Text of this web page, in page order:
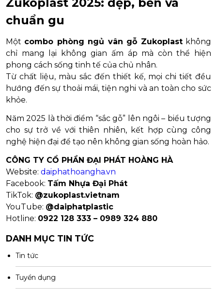
chuẩn gu
Một combo phòng ngủ vân gỗ Zukoplastkhông
chỉ mang lại không gian ấm áp mà còn thể hiện
phong cách sống tinh tế của chủ nhân.
Từ chất liệu, màu sắc đến thiết kế, mọi chi tiết đều
hướng đến sự thoải mái, tiện nghi và an toàn cho sức
khỏe.
Năm 2025 là thời điểm “sắc gỗ” lên ngôi – biểu tượng
cho sự trở về với thiên nhiên, kết hợp cùng công
nghệ hiện đại để tạo nên không gian sống hoàn hảo.
CÔNG TY CỔ PHẦN ĐẠI PHÁT HOÀNG HÀ
Website: daiphathoangha.vn
Facebook: Tấm Nhựa Đại Phát
TikTok: @zukoplast.vietnam
YouTube: @daiphatplastic
Hotline: 0922 128 333 – 0989 324 880
DANH MỤC TIN TỨC
Tin tức
Tuyển dụng